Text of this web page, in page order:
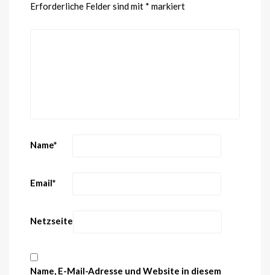
Erforderliche Felder sind mit * markiert
Name*
Email*
Netzseite
Name, E-Mail-Adresse und Website in diesem